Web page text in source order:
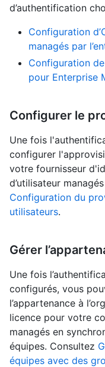
d’authentification
Configuration
managés par
Configuration
pour Enterprise
Configurer le
Une fois
configurer
votre fournisseur
d’utilisateur
Configuration du
utilisateurs.
Gérer
Une fois
configurés, vous
l’appartenance à
licence pour votre
managés en
équipes. Consultez
équipes avec des